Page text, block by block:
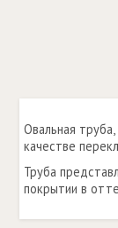
Овальная
качестве
Труба
покрытии в